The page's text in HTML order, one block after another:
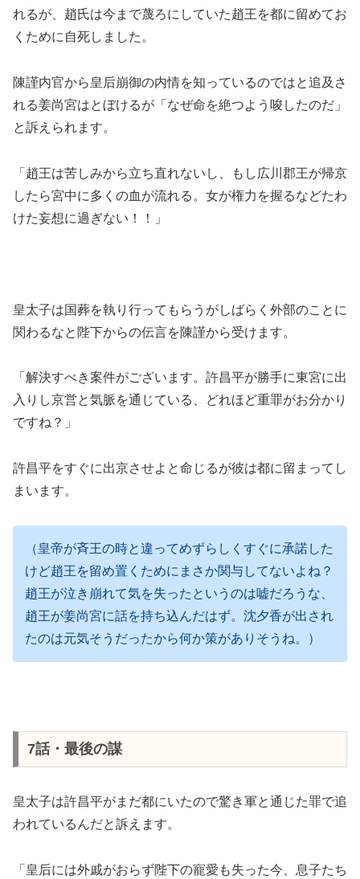
れるが、趙氏は今まで蔑ろにしていた趙王を都に留めてお
くために自死しました。
陳謹内官から皇后崩御の内情を知っているのではと追及さ
れる姜尚宮はとぼけるが「なぜ命を絶つよう唆したのだ」
と訴えられます。
「趙王は苦しみから立ち直れないし、もし広川郡王が帰京
したら宮中に多くの血が流れる。女が権力を握るなどたわ
けた妄想に過ぎない！！」
皇太子は国葬を執り行ってもらうがしばらく外部のことに
関わるなと陛下からの伝言を陳謹から受けます。
「解決すべき案件がございます。許昌平が勝手に東宮に出
入りし京営と気脈を通じている、どれほど重罪がお分かり
ですね？」
許昌平をすぐに出京させよと命じるが彼は都に留まってし
まいます。
（皇帝が斉王の時と違ってめずらしくすぐに承諾した
けど趙王を留め置くためにまさか関与してないよね？
趙王が泣き崩れて気を失ったというのは嘘だろうな、
趙王が姜尚宮に話を持ち込んだはず。沈夕香が出され
たのは元気そうだったから何か策がありそうね。）
7話・最後の謀
皇太子は許昌平がまだ都にいたので驚き軍と通じた罪で追
われているんだと訴えます。
「皇后には外戚がおらず陛下の寵愛も失った今、息子たち